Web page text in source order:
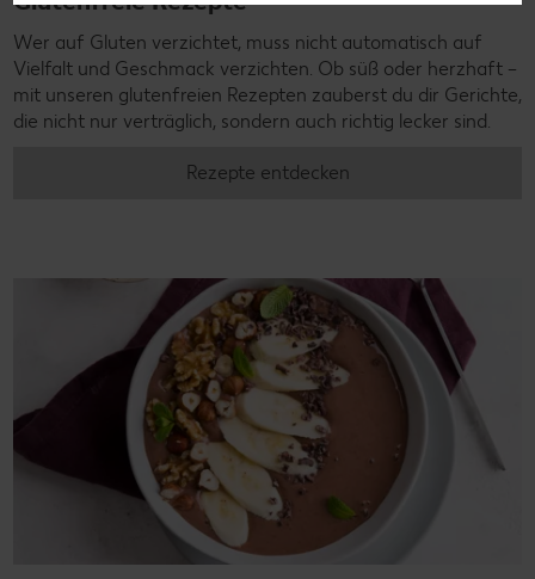
Wer auf Gluten verzichtet, muss nicht automatisch auf
Vielfalt und Geschmack verzichten. Ob süß oder herzhaft –
mit unseren glutenfreien Rezepten zauberst du dir Gerichte,
die nicht nur verträglich, sondern auch richtig lecker sind.
Rezepte entdecken